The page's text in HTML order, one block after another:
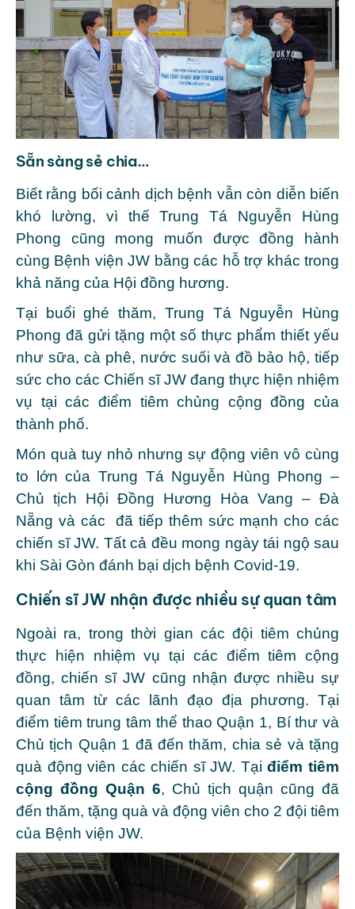
Sẵn sàng sẻ chia…
Biết rằng bối cảnh dịch bệnh vẫn còn diễn biến
khó lường, vì thế Trung Tá Nguyễn Hùng
Phong cũng mong muốn được đồng hành
cùng Bệnh viện JW bằng các hỗ trợ khác trong
khả năng của Hội đồng hương.
Tại buổi ghé thăm, Trung Tá Nguyễn Hùng
Phong đã gửi tặng một số thực phẩm thiết yếu
như sữa, cà phê, nước suối và đồ bảo hộ, tiếp
sức cho các Chiến sĩ JW đang thực hiện nhiệm
vụ tại các điểm tiêm chủng cộng đồng của
thành phố.
Món quà tuy nhỏ nhưng sự động viên vô cùng
to lớn của Trung Tá Nguyễn Hùng Phong –
Chủ tịch Hội Đồng Hương Hòa Vang – Đà
Nẵng và các đã tiếp thêm sức mạnh cho các
chiến sĩ JW. Tất cả đều mong ngày tái ngộ sau
khi Sài Gòn đánh bại dịch bệnh Covid-19.
Chiến sĩ JW nhận được nhiều sự quan tâm
Ngoài ra, trong thời gian các đội tiêm chủng
thực hiện nhiệm vụ tại các điểm tiêm cộng
đồng, chiến sĩ JW cũng nhận được nhiều sự
quan tâm từ các lãnh đạo địa phương. Tại
điểm tiêmtrung tâm thể thao Quận 1, Bí thư và
Chủ tịch Quận 1 đã đến thăm, chia sẻ và tặng
quà động viên các chiến sĩ JW. Tạiđiểm tiêm
cộng đồng Quận 6, Chủ tịch quận cũng đã
đến thăm, tặng quà và động viên cho 2 đội tiêm
của Bệnh viện JW.